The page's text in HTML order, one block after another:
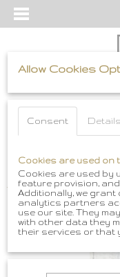
Log in Register
Home>Boho & Ibiza
- Gypsy Boho Ibiza tas
Allow Cookies
Consent Details
Cookies are used on
Cookies are used by
feature provision,
Additionally, we grant
analytics partners
use our site. They
with other data they
their services or that